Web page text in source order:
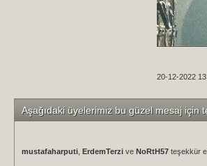
20-12-2022
Aşağıdaki üyelerimiz bu güzel mesaj için
mustafaharputi ErdemTerzi ve NoRtH57 teşekkür